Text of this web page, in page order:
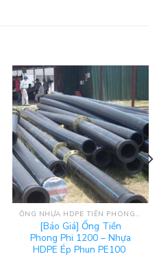
ỐNG NHỰA HDPE TIỀN PHONG - PE100
[Báo Giá] Ống Tiền
Phong Phi 1200 – Nhựa
HDPE Ép Phun PE100